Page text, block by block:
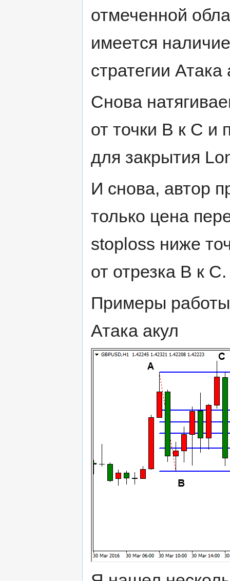
отмеченной
имеется
стратегии Атака
Снова
от точки В к С и
для закрытия
И снова, автор
только цена
stoploss ниже
от отрезка В к С.
Примеры работы
Атака акул